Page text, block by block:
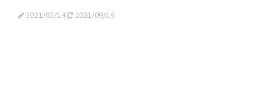
2021/02/14 2021/09/19